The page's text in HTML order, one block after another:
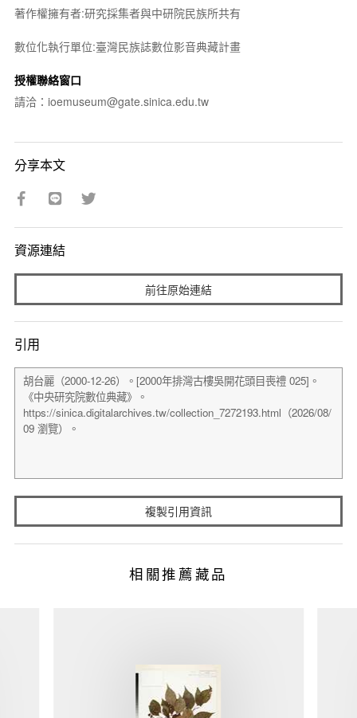
著作權擁有者:研究採集者與中研院民族所共有
數位化執行單位:臺灣民族誌數位影音典藏計畫
授權聯絡窗口
請洽：ioemuseum@gate.sinica.edu.tw
分享本文
資源連結
前往原始連結
引用
複製引用資訊
相關推薦藏品